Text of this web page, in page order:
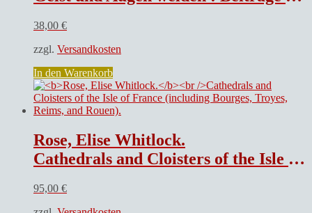
38,00 €
zzgl. Versandkosten
In den Warenkorb
Rose, Elise Whitlock.
Cathedrals and Cloisters of the Isle of France (including Bourges, Troyes, Reims, and Rouen).
95,00 €